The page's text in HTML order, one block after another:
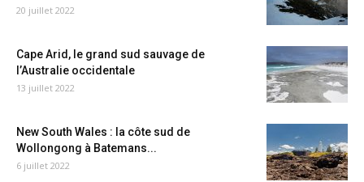
20 juillet 2022
Cape Arid, le grand sud sauvage de
l’Australie occidentale
13 juillet 2022
New South Wales : la côte sud de
Wollongong à Batemans...
6 juillet 2022